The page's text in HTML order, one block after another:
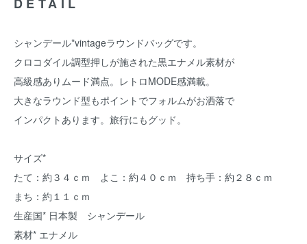
シャンデール*vintageラウンドバッグです。
クロコダイル調型押しが施された黒エナメル素材が
高級感ありムード満点。レトロMODE感満載。
大きなラウンド型もポイントでフォルムがお洒落で
インパクトあります。旅行にもグッド。
サイズ*
たて：約３４ｃｍ よこ：約４０ｃｍ 持ち手：約２８ｃｍ
まち：約１１ｃｍ
生産国* 日本製 シャンデール
素材* エナメル